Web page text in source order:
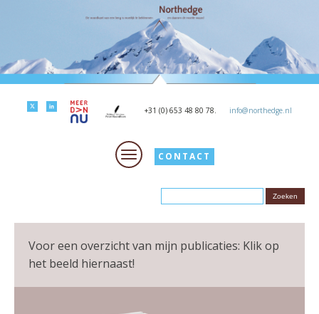
+31 (0) 653 48 80 78. info@northedge.nl
CONTACT
Voor een overzicht van mijn publicaties: Klik op
het beeld hiernaast!